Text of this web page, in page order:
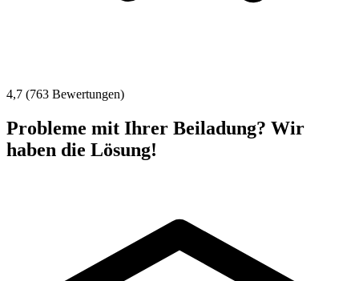
4,7 (763 Bewertungen)
Probleme mit Ihrer Beiladung? Wir
haben die Lösung!